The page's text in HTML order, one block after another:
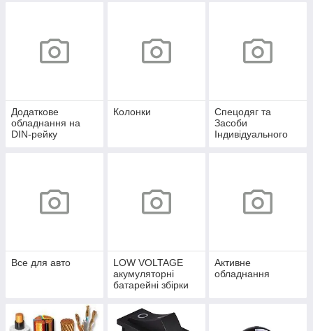
Додаткове
обладнання на
DIN-рейку
Колонки
Спецодяг та
Засоби
Індивідуального
Все для авто
LOW VOLTAGE
акумуляторні
батарейні збірки
Активне
обладнання